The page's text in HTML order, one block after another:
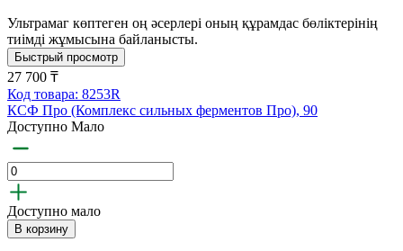
Ультрамаг көптеген оң әсерлері оның құрамдас бөліктерінің
тиімді жұмысына байланысты.
Быстрый просмотр
27 700 ₸
Код товара: 8253R
КСФ Про (Комплекс сильных ферментов Про), 90
Доступно Мало
Доступно мало
В корзину